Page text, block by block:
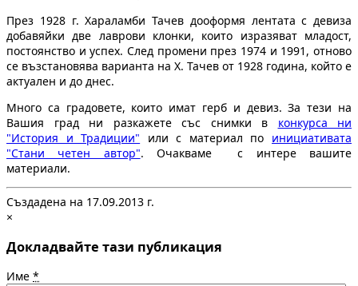
През 1928 г. Хараламби Тачев дооформя лентата с девиза
добавяйки две лаврови клонки, които изразяват младост,
постоянство и успех. След промени през 1974 и 1991, отново
се възстановява варианта на Х. Тачев от 1928 година, който е
актуален и до днес.
Много са градовете, които имат герб и девиз. За тези на
Вашия град ни разкажете със снимки в конкурса ни
"История и Традиции" или с материал по инициативата
"Стани четен автор". Очакваме с интере вашите
материали.
Създадена на 17.09.2013 г.
×
Докладвайте тази публикация
Име *